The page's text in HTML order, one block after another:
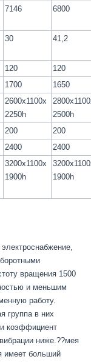
7146 6800
30 41,2
120
120
1700
1650
2600x1100x
2250h
2500h
200
200
2400
2400
3200x1100x
1900h
1900h
вращения 1500
и меньшим
работу.
группа в них
коэффициент
ниже.??мея
имеет больший